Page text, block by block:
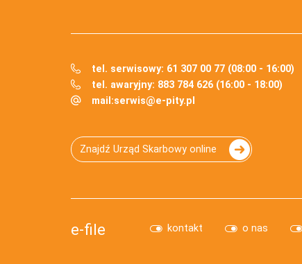
tel. serwisowy: 61 307 00 77 (08:00 - 16:00)
tel. awaryjny: 883 784 626 (16:00 - 18:00)
mail:serwis@e-pity.pl
Znajdź Urząd Skarbowy online
e-file kontakt o nas